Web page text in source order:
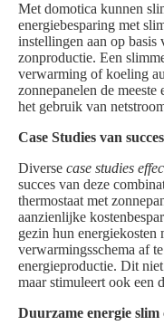
Met domotica kunnen
energiebesparing met
instellingen aan op basis
zonproductie. Een
verwarming of koeling
zonnepanelen de
het gebruik van
Case Studies van
Diverse case studies
succes van deze
thermostaat met
aanzienlijke
gezin hun energiekosten
verwarmingsschema af
energieproductie. Dit
maar stimuleert ook een
Duurzame energie